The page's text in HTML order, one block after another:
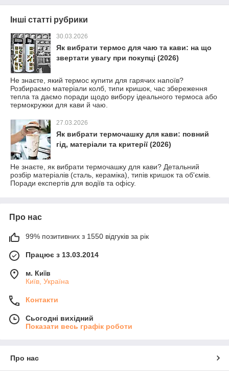
Інші статті рубрики
30.03.2026
Як вибрати термос для чаю та кави: на що
звертати увагу при покупці (2026)
Не знаєте, який термос купити для гарячих напоїв?
Розбираємо матеріали колб, типи кришок, час збереження
тепла та даємо поради щодо вибору ідеального термоса або
термокружки для кави й чаю.
27.03.2026
Як вибрати термочашку для кави: повний
гід, матеріали та критерії (2026)
Не знаєте, як вибрати термочашку для кави? Детальний
розбір матеріалів (сталь, кераміка), типів кришок та об'ємів.
Поради експертів для водіїв та офісу.
Про нас
99% позитивних з 1550 відгуків за рік
Працює з 13.03.2014
м. Київ
Київ, Україна
Контакти
Сьогодні вихідний
Показати весь графік роботи
Про нас